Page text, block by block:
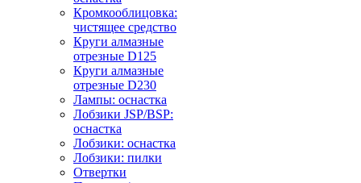
Кромкооблицовка:
чистящее средство
Круги алмазные
отрезные D125
Круги алмазные
отрезные D230
Лампы: оснастка
Лобзики JSP/BSP:
оснастка
Лобзики: оснастка
Лобзики: пилки
Отвертки